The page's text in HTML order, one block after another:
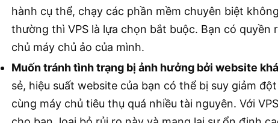
hành cụ thể, chạy các phần mềm chuyên biệt
thường thì VPS là lựa chọn bắt buộc. Bạn có
chủ máy chủ ảo của mình.
Muốn tránh tình trạng bị ảnh hưởng bởi website
sẻ, hiệu suất website của bạn có thể bị suy giảm
cùng máy chủ tiêu thụ quá nhiều tài nguyên. Với